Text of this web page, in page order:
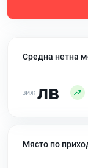
Средна нетна
лв
Място по